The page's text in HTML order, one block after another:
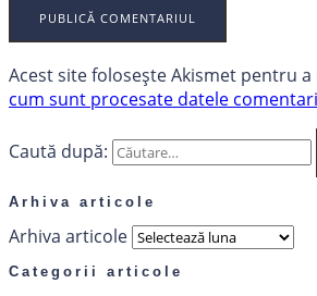
Acest site folosește Akismet pentru
cum sunt procesate datele
Caută după:
Arhiva articole
Arhiva articole
Categorii articole